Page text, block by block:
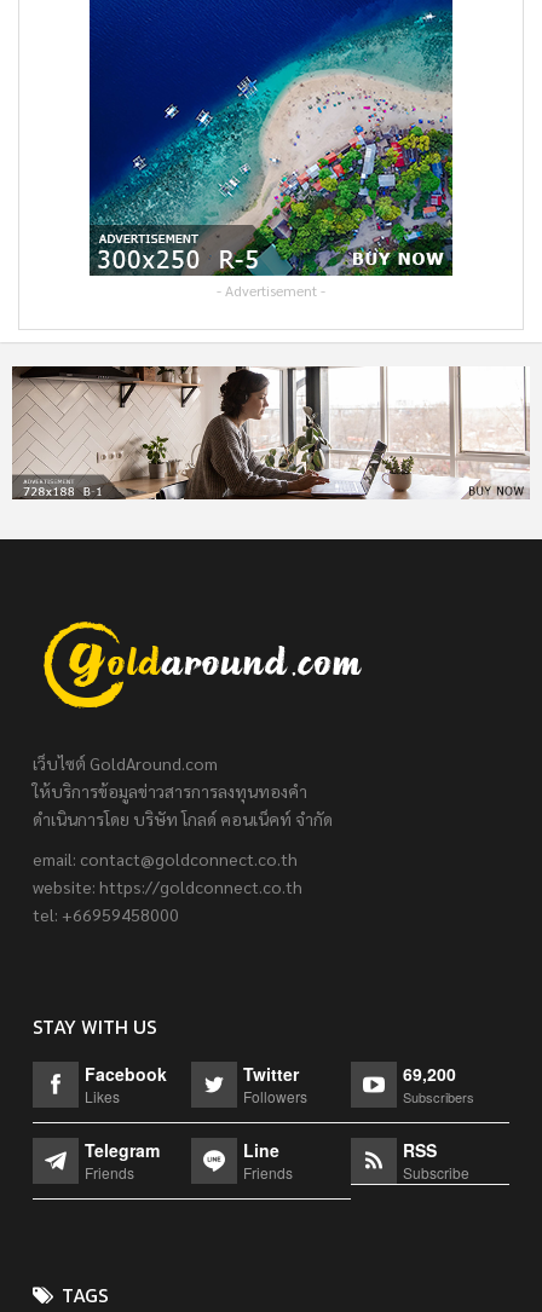
- Advertisement -
เว็บไซต์ GoldAround.com
ให้บริการข้อมูลข่าวสารการลงทุนทองคำ
ดำเนินการโดย บริษัท โกลด์ คอนเน็คท์ จำกัด
email: contact@goldconnect.co.th
website: https://goldconnect.co.th
tel: +66959458000
STAY WITH US
Facebook
Likes
Twitter
Followers
69,200
Subscribers
Telegram
Friends
Line
Friends
RSS
Subscribe
TAGS